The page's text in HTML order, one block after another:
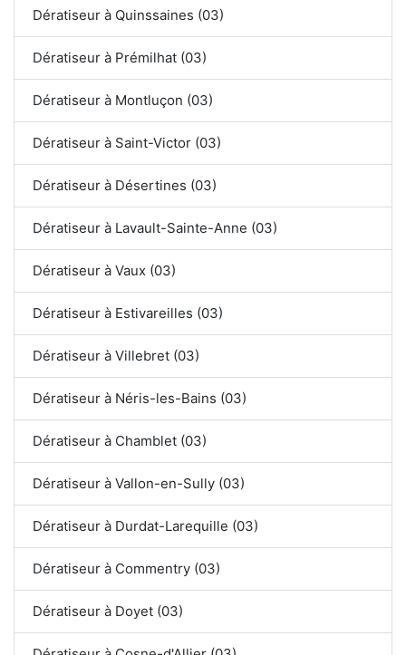
Dératiseur à Quinssaines (03)
Dératiseur à Prémilhat (03)
Dératiseur à Montluçon (03)
Dératiseur à Saint-Victor (03)
Dératiseur à Désertines (03)
Dératiseur à Lavault-Sainte-Anne (03)
Dératiseur à Vaux (03)
Dératiseur à Estivareilles (03)
Dératiseur à Villebret (03)
Dératiseur à Néris-les-Bains (03)
Dératiseur à Chamblet (03)
Dératiseur à Vallon-en-Sully (03)
Dératiseur à Durdat-Larequille (03)
Dératiseur à Commentry (03)
Dératiseur à Doyet (03)